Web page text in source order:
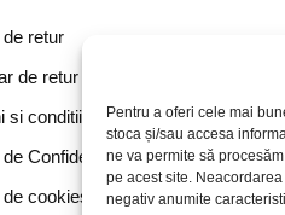
Pentru a oferi cele mai
stoca și/sau accesa
ne va permite să
pe acest site.
negativ anumite
retur
de retur
si conditii
Confidențialitate
cookies